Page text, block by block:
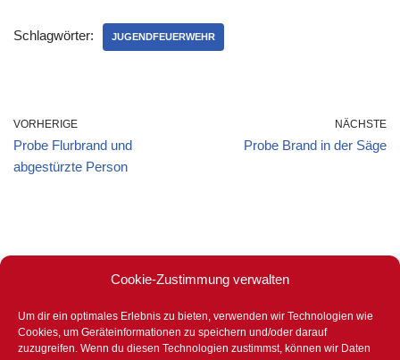
Cookie-Zustimmung verwalten
Um dir ein optimales Erlebnis zu bieten, verwenden wir Technologien wie
Cookies, um Geräteinformationen zu speichern und/oder darauf
zuzugreifen. Wenn du diesen Technologien zustimmst, können wir Daten
Schlagwörter: JUGENDFEUERWEHR
VORHERIGE
Probe Flurbrand und
abgestürzte Person
NÄCHSTE
Probe Brand in der Säge
Stets für eure Sicherheit bereit –
365 Tage im Jahr – 24 Stunden –